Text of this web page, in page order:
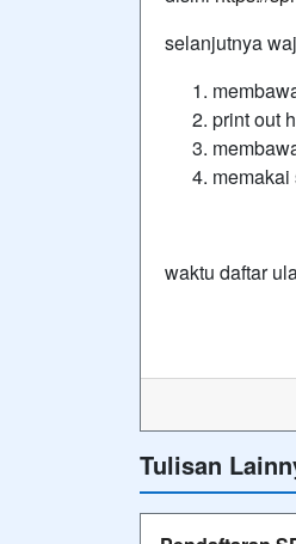
selanjutnya
print out
waktu daftar
Tulisan